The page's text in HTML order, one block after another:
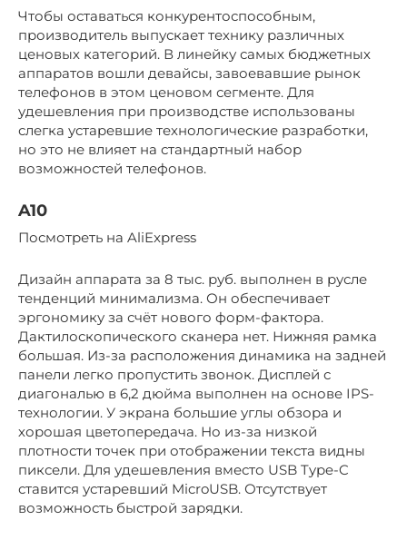
Чтобы оставаться конкурентоспособным,
производитель выпускает технику различных
ценовых категорий. В линейку самых бюджетных
аппаратов вошли девайсы, завоевавшие рынок
телефонов в этом ценовом сегменте. Для
удешевления при производстве использованы
слегка устаревшие технологические разработки,
но это не влияет на стандартный набор
возможностей телефонов.
A10
Посмотреть на AliExpress
Дизайн аппарата за 8 тыс. руб. выполнен в русле
тенденций минимализма. Он обеспечивает
эргономику за счёт нового форм-фактора.
Дактилоскопического сканера нет. Нижняя рамка
большая. Из-за расположения динамика на задней
панели легко пропустить звонок. Дисплей с
диагональю в 6,2 дюйма выполнен на основе IPS-
технологии. У экрана большие углы обзора и
хорошая цветопередача. Но из-за низкой
плотности точек при отображении текста видны
пиксели. Для удешевления вместо USB Type-C
ставится устаревший MicroUSB. Отсутствует
возможность быстрой зарядки.